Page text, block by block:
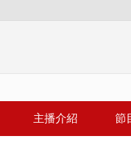
主播介紹 節